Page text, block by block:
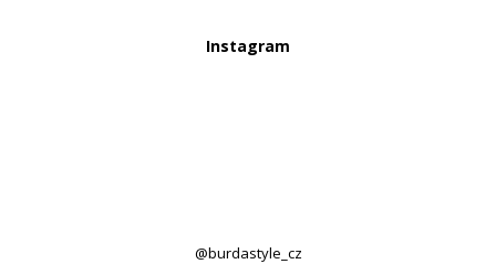
Instagram
@burdastyle_cz